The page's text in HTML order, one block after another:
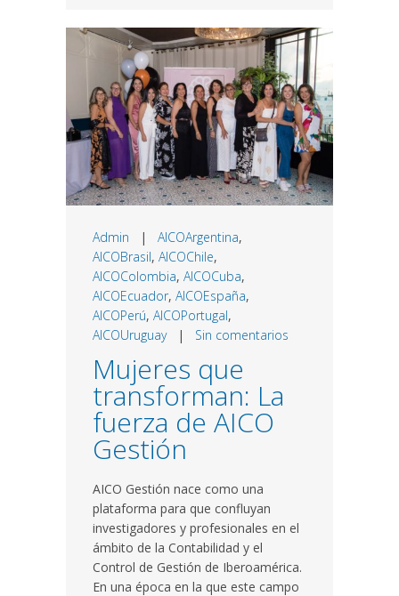
Admin | AICOArgentina,
AICOBrasil, AICOChile,
AICOColombia, AICOCuba,
AICOEcuador, AICOEspaña,
AICOPerú, AICOPortugal,
AICOUruguay| Sin comentarios
Mujeres que
transforman: La
fuerza de AICO
Gestión
AICO Gestión nace como una
plataforma para que confluyan
investigadores y profesionales en el
ámbito de la Contabilidad y el
Control de Gestión de Iberoamérica.
En una época en la que este campo